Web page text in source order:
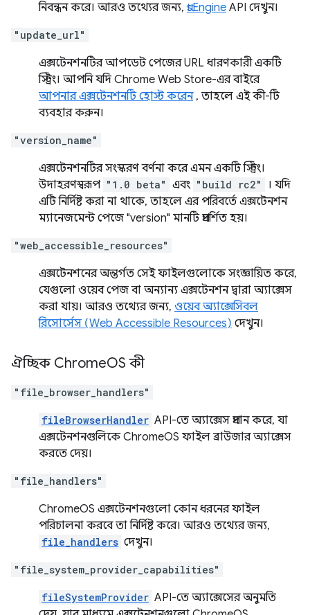
নিবন্ধন করে। আরও তথ্যের জন্য, ttsEngine API দেখুন।
"update_url"
এক্সটেনশনটির আপডেট পেজের URL ধারণকারী একটি
স্ট্রিং। আপনি যদি Chrome Web Store-এর বাইরে
আপনার এক্সটেনশনটি হোস্ট করেন, তাহলে এই কী-টি
ব্যবহার করুন।
"version_name"
এক্সটেনশনটির সংস্করণ বর্ণনা করে এমন একটি স্ট্রিং।
উদাহরণস্বরূপ "1.0 beta" এবং "build rc2"
। যদি
এটি নির্দিষ্ট করা না থাকে, তাহলে এর পরিবর্তে এক্সটেনশন
ম্যানেজমেন্ট পেজে "version" মানটি প্রদর্শিত হয়।
"web_accessible_resources"
এক্সটেনশনের অন্তর্গত সেই ফাইলগুলোকে সংজ্ঞায়িত করে,
যেগুলো ওয়েব পেজ বা অন্যান্য এক্সটেনশন দ্বারা অ্যাক্সেস
করা যায়। আরও তথ্যের জন্য, ওয়েব অ্যাক্সেসিবল
রিসোর্সেস (Web Accessible Resources) দেখুন।
ঐচ্ছিক ChromeOS কী
"file_browser_handlers"
fileBrowserHandler API-তে অ্যাক্সেস প্রদান করে, যা
এক্সটেনশনগুলিকে ChromeOS ফাইল ব্রাউজার অ্যাক্সেস
করতে দেয়।
"file_handlers"
ChromeOS এক্সটেনশনগুলো কোন ধরনের ফাইল
পরিচালনা করবে তা নির্দিষ্ট করে। আরও তথ্যের জন্য,
file_handlers দেখুন।
"file_system_provider_capabilities"
fileSystemProvider API-তে অ্যাক্সেসের অনুমতি